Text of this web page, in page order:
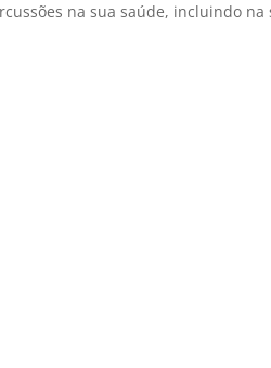
na sua saúde, incluindo na